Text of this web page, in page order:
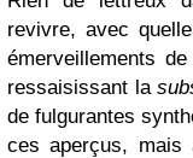
revivre, avec
émerveillements
ressaisissant la
de fulgurantes
ces aperçus, mais